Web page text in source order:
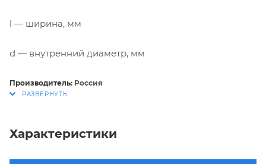
l — ширина, мм
d — внутренний диаметр, мм
Производитель: Россия
Характеристики